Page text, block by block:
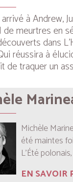
à Andrew,
de meurtres en
dans
réussira à
de traquer un
Michèle
été maintes
L’Été polonais
EN SAVOIR